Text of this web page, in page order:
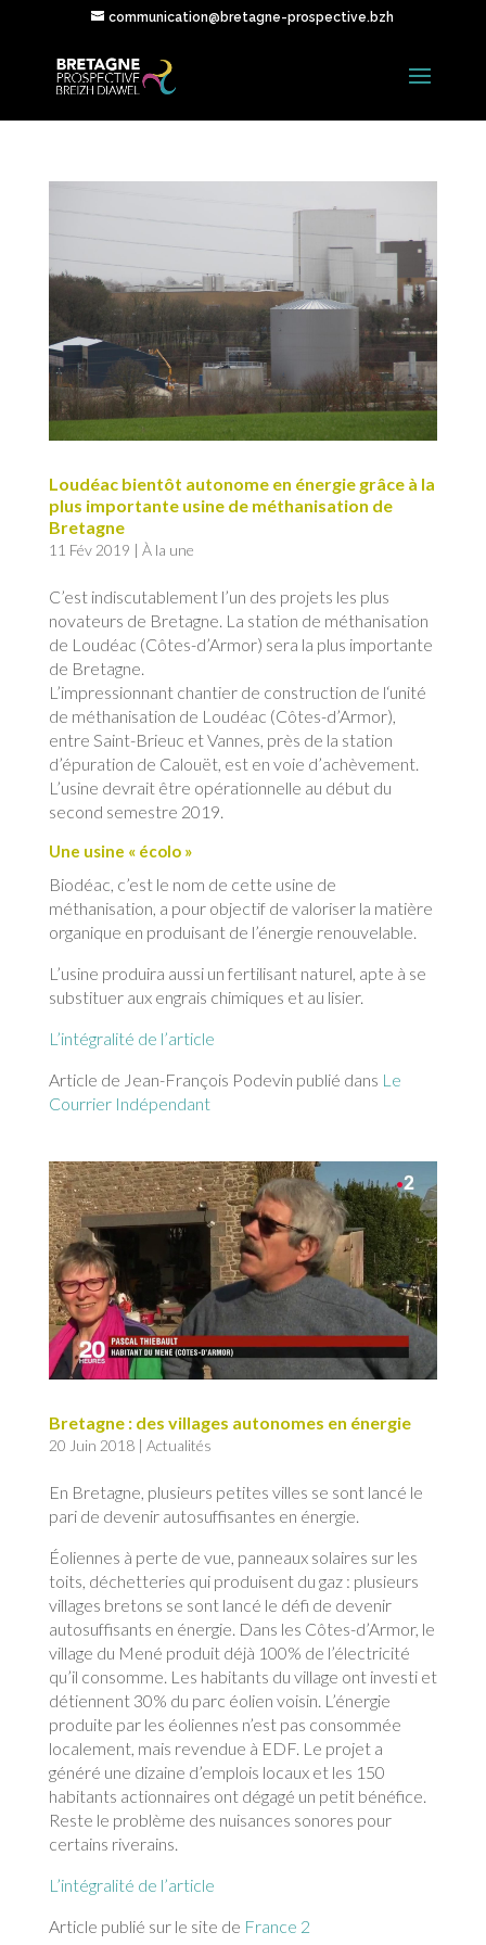
communication@bretagne-prospective.bzh
Loudéac bientôt autonome en énergie grâce à la
plus importante usine de méthanisation de
Bretagne
11 Fév 2019 | À la une
C’est indiscutablement l’un des projets les plus
novateurs de Bretagne. La station de méthanisation
de Loudéac (Côtes-d’Armor) sera la plus importante
de Bretagne.
L’impressionnant chantier de construction de l‘unité
de méthanisation de Loudéac (Côtes-d’Armor),
entre Saint-Brieuc et Vannes, près de la station
d’épuration de Calouët, est en voie d’achèvement.
L’usine devrait être opérationnelle au début du
second semestre 2019.
Une usine « écolo »
Biodéac, c’est le nom de cette usine de
méthanisation, a pour objectif de valoriser la matière
organique en produisant de l’énergie renouvelable.
L’usine produira aussi un fertilisant naturel, apte à se
substituer aux engrais chimiques et au lisier.
L’intégralité de l’article
Article de Jean-François Podevin publié dans Le
Courrier Indépendant
Bretagne : des villages autonomes en énergie
20 Juin 2018| Actualités
En Bretagne, plusieurs petites villes se sont lancé le
pari de devenir autosuffisantes en énergie.
Éoliennes à perte de vue, panneaux solaires sur les
toits, déchetteries qui produisent du gaz : plusieurs
villages bretons se sont lancé le défi de devenir
autosuffisants en énergie. Dans les Côtes-d’Armor, le
village du Mené produit déjà 100% de l’électricité
qu’il consomme. Les habitants du village ont investi et
détiennent 30% du parc éolien voisin. L’énergie
produite par les éoliennes n’est pas consommée
localement, mais revendue à EDF. Le projet a
généré une dizaine d’emplois locaux et les 150
habitants actionnaires ont dégagé un petit bénéfice.
Reste le problème des nuisances sonores pour
certains riverains.
L’intégralité de l’article
Article publié sur le site de France 2